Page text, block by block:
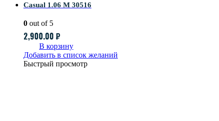
Casual 1.06 M 30516
0 out of 5
2,900.00 ₽
В корзину
Добавить в список желаний
Быстрый просмотр